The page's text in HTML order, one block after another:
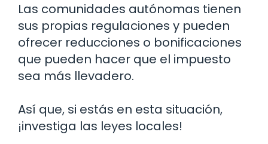
Las comunidades autónomas tienen
sus propias regulaciones y pueden
ofrecer reducciones o bonificaciones
que pueden hacer que el impuesto
sea más llevadero.
Así que, si estás en esta situación,
¡investiga las leyes locales!